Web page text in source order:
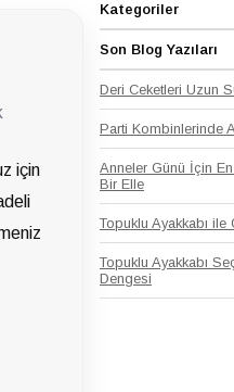
için
Kategoriler
Son Blog Yazıları
Deri Ceketleri Uzun
Parti Kombinlerinde
Anneler Günü İçin
Bir Elle
Topuklu Ayakkabı ile
Topuklu Ayakkabı
Dengesi